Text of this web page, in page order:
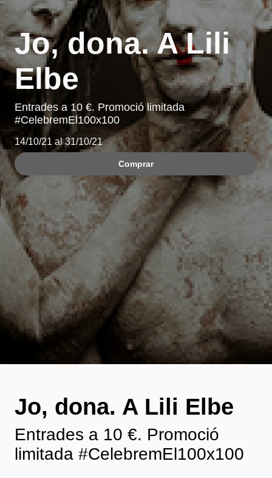
Jo, dona. A Lili
Elbe
Entrades a 10 €. Promoció limitada
#CelebremEl100x100
14/10/21 al 31/10/21
Comprar
Jo, dona. A Lili Elbe
Entrades a 10 €. Promoció
limitada #CelebremEl100x100